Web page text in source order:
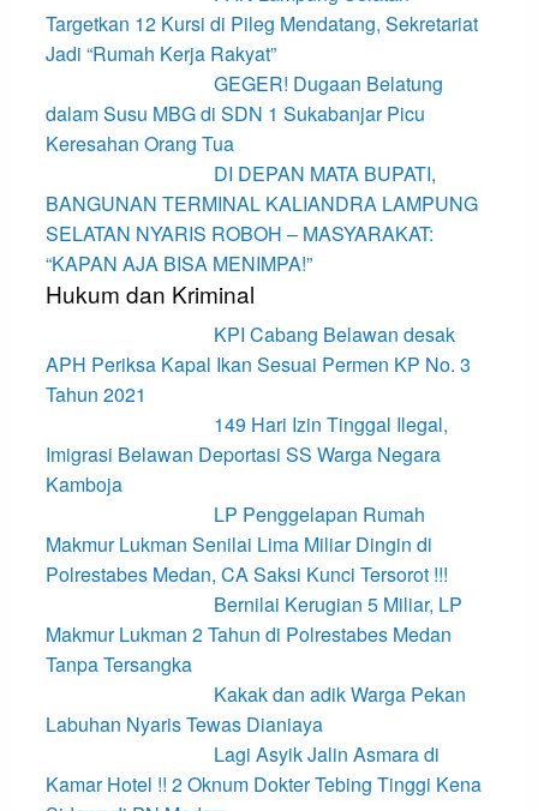
Targetkan 12 Kursi di Pileg Mendatang, Sekretariat
Jadi “Rumah Kerja Rakyat”
GEGER! Dugaan Belatung
dalam Susu MBG di SDN 1 Sukabanjar Picu
Keresahan Orang Tua
DI DEPAN MATA BUPATI,
BANGUNAN TERMINAL KALIANDRA LAMPUNG
SELATAN NYARIS ROBOH – MASYARAKAT:
“KAPAN AJA BISA MENIMPA!”
Hukum dan Kriminal
KPI Cabang Belawan desak
APH Periksa Kapal Ikan Sesuai Permen KP No. 3
Tahun 2021
149 Hari Izin Tinggal Ilegal,
Imigrasi Belawan Deportasi SS Warga Negara
Kamboja
LP Penggelapan Rumah
Makmur Lukman Senilai Lima Miliar Dingin di
Polrestabes Medan, CA Saksi Kunci Tersorot !!!
Bernilai Kerugian 5 Miliar, LP
Makmur Lukman 2 Tahun di Polrestabes Medan
Tanpa Tersangka
Kakak dan adik Warga Pekan
Labuhan Nyaris Tewas Dianiaya
Lagi Asyik Jalin Asmara di
Kamar Hotel !! 2 Oknum Dokter Tebing Tinggi Kena